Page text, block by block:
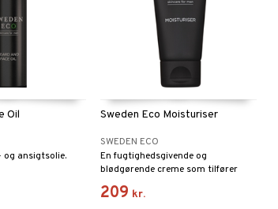
Oil
ansigtsolie.
Sweden Eco Moisturiser
SWEDEN ECO
En fugtighedsgivende og
blødgørende creme som tilfører
næring til huden.
209 kr.